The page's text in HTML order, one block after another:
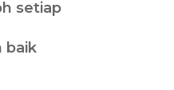
setiap
baik